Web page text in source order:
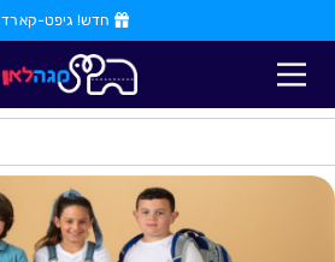
חדש! גיפט-קארד